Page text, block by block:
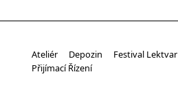
Ateliér Depozin Festival Lektvar
Přijímací Řízení